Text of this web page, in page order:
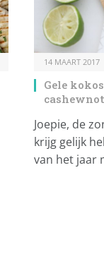
14 MAART 2017
Gele
Joepie, de
krijg gelijk
van het jaar